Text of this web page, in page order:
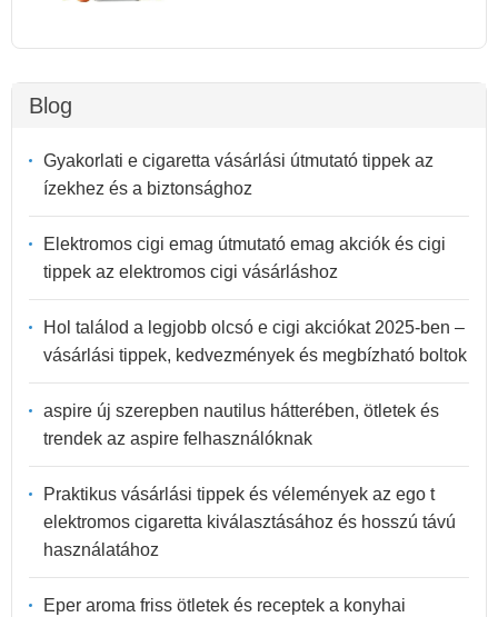
Blog
Gyakorlati e cigaretta vásárlási útmutató tippek az
ízekhez és a biztonsághoz
Elektromos cigi emag útmutató emag akciók és cigi
tippek az elektromos cigi vásárláshoz
Hol találod a legjobb olcsó e cigi akciókat 2025-ben –
vásárlási tippek, kedvezmények és megbízható boltok
aspire új szerepben nautilus hátterében, ötletek és
trendek az aspire felhasználóknak
Praktikus vásárlási tippek és vélemények az ego t
elektromos cigaretta kiválasztásához és hosszú távú
használatához
Eper aroma friss ötletek és receptek a konyhai